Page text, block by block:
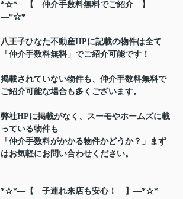
*☆*―【 仲介手数料無料でご紹介 】
―*☆*
八王子ひなた不動産HPに記載の物件は全て
「仲介手数料無料」でご紹介可能です！
掲載されていない物件も、仲介手数料無料で
ご紹介可能な場合も多くございます。
弊社HPに掲載がなく、スーモやホームズに載
っている物件も
「仲介手数料がかかる物件かどうか？」まず
はお気軽にお問い合わせください。
*☆*―【 子連れ来店も安心！ 】―*☆*